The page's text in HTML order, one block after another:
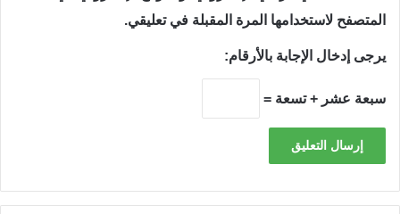
المتصفح لاستخدامها المرة المقبلة في تعليقي.
يرجى إدخال الإجابة بالأرقام:
سبعة عشر + تسعة =